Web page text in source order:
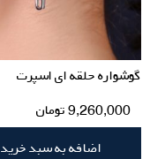
گوشواره حلقه ای اسپرت
9,260,000تومان
اضافه به سبد خرید